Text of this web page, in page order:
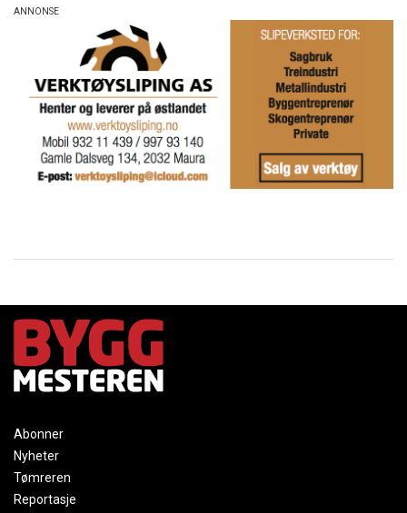
Abonner
Nyheter
Tømreren
Reportasje